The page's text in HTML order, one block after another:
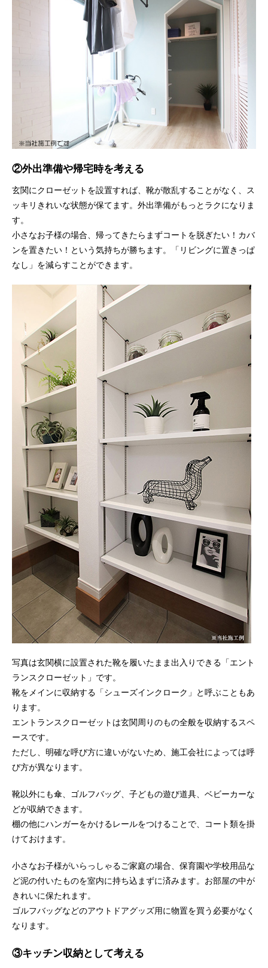
②外出準備や帰宅時を考える
玄関にクローゼットを設置すれば、靴が散乱することがなく、ス
ッキリきれいな状態が保てます。外出準備がもっとラクになりま
す。
小さなお子様の場合、帰ってきたらまずコートを脱ぎたい！カバ
ンを置きたい！という気持ちが勝ちます。「リビングに置きっぱ
なし」を減らすことができます。
写真は玄関横に設置された靴を履いたまま出入りできる「エント
ランスクローゼット」です。
靴をメインに収納する「シューズインクローク」と呼ぶこともあ
ります。
エントランスクローゼットは玄関周りのもの全般を収納するスペ
ースです。
ただし、明確な呼び方に違いがないため、施工会社によっては呼
び方が異なります。
靴以外にも傘、ゴルフバッグ、子どもの遊び道具、ベビーカーな
どが収納できます。
棚の他にハンガーをかけるレールをつけることで、コート類を掛
けておけます。
小さなお子様がいらっしゃるご家庭の場合、保育園や学校用品な
ど泥の付いたものを室内に持ち込まずに済みます。お部屋の中が
きれいに保たれます。
ゴルフバッグなどのアウトドアグッズ用に物置を買う必要がなく
なります。
③キッチン収納として考える